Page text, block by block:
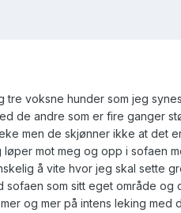
tre voksne hunder som jeg
de andre som er fire ganger
men de skjønner ikke at det
løper mot meg og opp i sofaen
å vite hvor jeg skal sette
sofaen som sitt eget område og
og mer på intens leking